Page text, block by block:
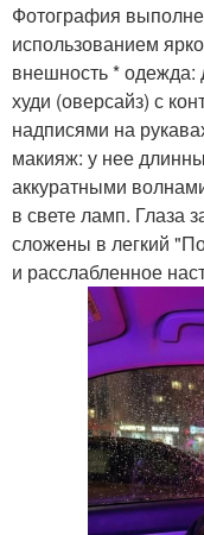
Фотография
использованием
внешность * одежда:
худи (оверсайз) с
надписями на
макияж: у нее
аккуратными
в свете ламп. Глаза
сложены в легкий
и расслабленное